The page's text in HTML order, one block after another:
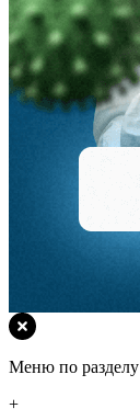
Меню по разделу
+